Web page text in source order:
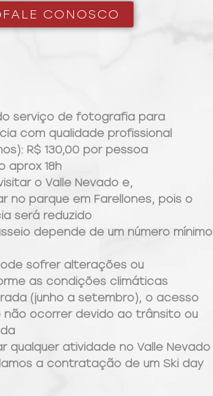
FALE CONOSCO
serviço de fotografia para
com qualidade profissional
R$ 130,00 por pessoa
aprox 18h
o Valle Nevado e,
no parque em Farellones, pois o
será reduzido
depende de um número mínimo
sofrer alterações ou
as condições climáticas
(junho a setembro), o acesso
não ocorrer devido ao trânsito ou
qualquer atividade no Valle Nevado
a contratação de um Ski day